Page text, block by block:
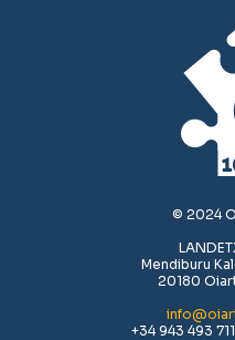
© 2024
Mendiburu
20180
+34 943 493